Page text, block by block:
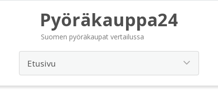
Pyöräkauppa24
Suomen pyöräkaupat vertailussa